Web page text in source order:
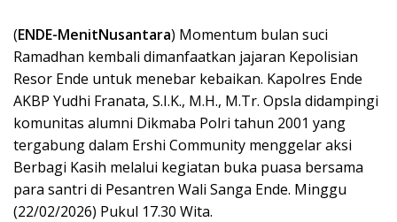
(ENDE-MenitNusantara) Momentum bulan suci
Ramadhan kembali dimanfaatkan jajaran Kepolisian
Resor Ende untuk menebar kebaikan. Kapolres Ende
AKBP Yudhi Franata, S.I.K., M.H., M.Tr. Opsla didampingi
komunitas alumni Dikmaba Polri tahun 2001 yang
tergabung dalam Ershi Community menggelar aksi
Berbagi Kasih melalui kegiatan buka puasa bersama
para santri di Pesantren Wali Sanga Ende. Minggu
(22/02/2026) Pukul 17.30 Wita.